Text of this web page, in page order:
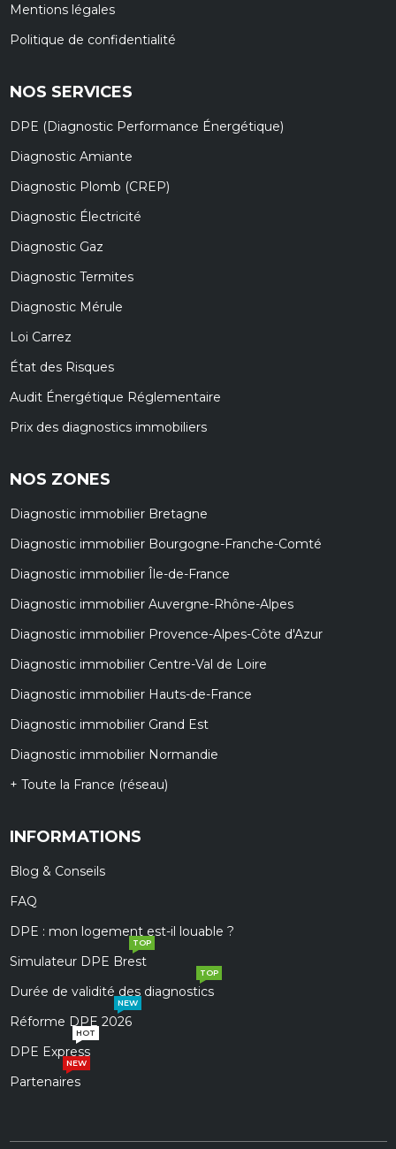
Mentions légales
Politique de confidentialité
NOS SERVICES
DPE (Diagnostic Performance Énergétique)
Diagnostic Amiante
Diagnostic Plomb (CREP)
Diagnostic Électricité
Diagnostic Gaz
Diagnostic Termites
Diagnostic Mérule
Loi Carrez
État des Risques
Audit Énergétique Réglementaire
Prix des diagnostics immobiliers
NOS ZONES
Diagnostic immobilier Bretagne
Diagnostic immobilier Bourgogne-Franche-Comté
Diagnostic immobilier Île-de-France
Diagnostic immobilier Auvergne-Rhône-Alpes
Diagnostic immobilier Provence-Alpes-Côte d'Azur
Diagnostic immobilier Centre-Val de Loire
Diagnostic immobilier Hauts-de-France
Diagnostic immobilier Grand Est
Diagnostic immobilier Normandie
+ Toute la France (réseau)
INFORMATIONS
Blog & Conseils
FAQ
DPE : mon logement est-il louable ?
Simulateur DPE Brest
TOP
Durée de validité des diagnostics
TOP
Réforme DPE 2026
NEW
DPE Express
HOT
Partenaires
NEW